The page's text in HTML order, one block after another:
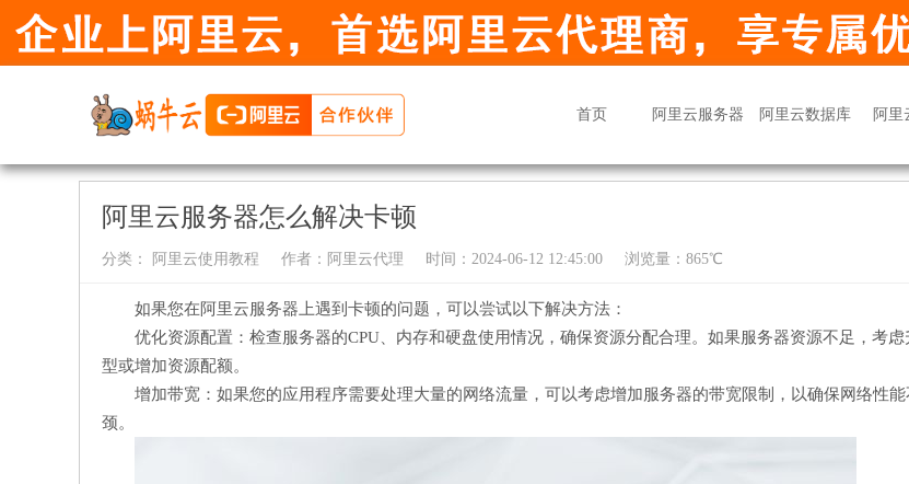
首页 阿里云服务器 阿里云数据库 阿里
阿里云服务器怎么解决卡顿
分类： 阿里云使用教程 作者： 阿里云代理 时间：2024-06-12 12:45:00 浏览量：865℃
如果您在阿里云服务器上遇到卡顿的问题，可以尝试以下解决方法：
优化资源配置：检查服务器的CPU、内存和硬盘使用情况，确保资源分配合理。如果服务器资源不足，考
型或增加资源配额。
增加带宽：如果您的应用程序需要处理大量的网络流量，可以考虑增加服务器的带宽限制，以确保网络性
颈。